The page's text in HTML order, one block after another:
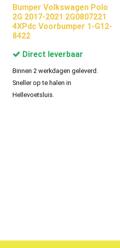
Bumper Volkswagen Polo
2G 2017-2021 2G0807221
4XPdc Voorbumper 1-G12-
8422
Direct leverbaar
Binnen 2 werkdagen geleverd.
Sneller op te halen in
Hellevoetsluis.